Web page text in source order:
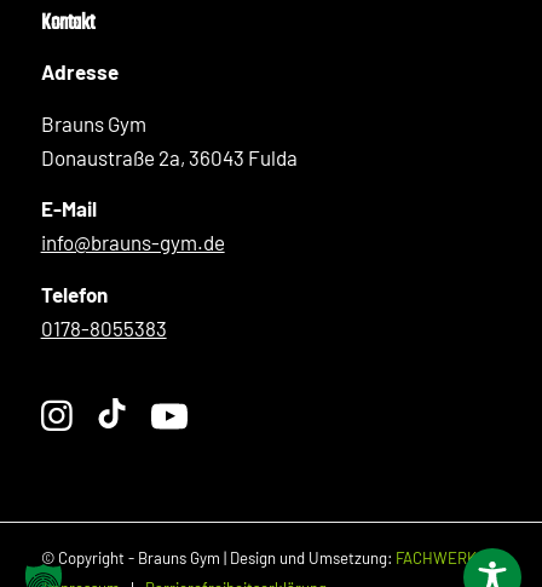
Kontakt
Adresse
Brauns Gym
Donaustraße 2a, 36043 Fulda
E-Mail
info@brauns-gym.de
Telefon
0178-8055383
© Copyright - Brauns Gym | Design und Umsetzung: FACHWERK 5